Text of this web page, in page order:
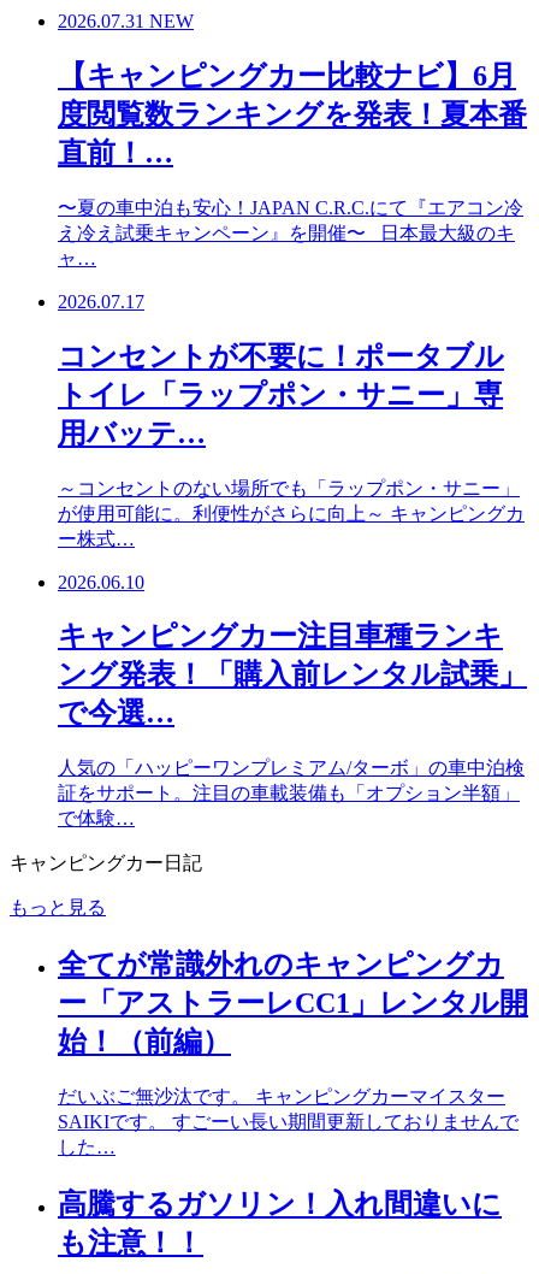
2026.07.31 NEW
【キャンピングカー比較ナビ】6月
度閲覧数ランキングを発表！夏本番
直前！…
〜夏の車中泊も安心！JAPAN C.R.C.にて『エアコン冷
え冷え試乗キャンペーン』を開催〜 日本最大級のキ
ャ…
2026.07.17
コンセントが不要に！ポータブル
トイレ「ラップポン・サニー」専
用バッテ…
～コンセントのない場所でも「ラップポン・サニー」
が使用可能に。利便性がさらに向上～ キャンピングカ
ー株式…
2026.06.10
キャンピングカー注目車種ランキ
ング発表！「購入前レンタル試乗」
で今選…
人気の「ハッピーワンプレミアム/ターボ」の車中泊検
証をサポート。注目の車載装備も「オプション半額」
で体験…
キャンピングカー日記
もっと見る
全てが常識外れのキャンピングカ
ー「アストラーレCC1」レンタル開
始！（前編）
だいぶご無沙汰です。 キャンピングカーマイスター
SAIKIです。 すごーい長い期間更新しておりませんで
した…
高騰するガソリン！入れ間違いに
も注意！！